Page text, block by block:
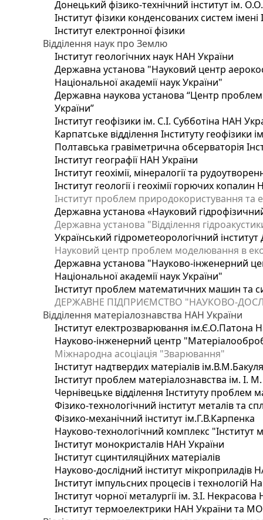
Донецький фізико-технічний інститут ім.
Інститут фізики конденсованих систем
Інститут електронної фізики
Відділення наук про Землю
Інститут геологічних наук НАН України
Державна установа "Науковий центр
Національної академії наук України"
Державна наукова установа “Центр проблем
України”
Інститут геофізики ім. С.І. Субботіна НАН
Карпатське відділення Інституту геофізики
Полтавська гравіметрична обсерваторія
Інститут географії НАН України
Інститут геохімії, мінералогії та
Інститут геології і геохімії горючих
Інститут проблем природокористування та
Державна установа «Науковий
Державна установа "Відділення
Український гідрометеорологічний
Науковий центр проблем моделювання в
Державна установа "Науково-інженерний
Національної академії наук України"
Інститут проблем математичних машин та
ДЕРЖАВНЕ ПІДПРИЄМСТВО "НАУКОВО-
Відділення матеріалознавства НАН України
Інститут електрозварювання ім.Є.О.Патона
Науково-інженерний центр
Міжнародна асоціація "Зварювання"
Інститут надтвердих матеріалів
Інститут проблем матеріалознавства ім. І.
Чернівецьке відділення Інституту проблем
Фізико-технологічний інститут металів та
Фізико-механічний інститут ім.Г.В.Карпенка
Науково-технологічний комплекс "Інститут
Інститут монокристалів НАН України
Інститут сцинтиляційних матеріалів
Науково-дослідний інститут мікроприладів
Інститут імпульсних процесів і технологій
Інститут чорної металургії ім. З.І.
Інститут термоелектрики НАН України та